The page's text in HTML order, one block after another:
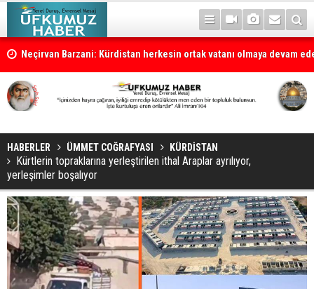
Neçirvan Barzani: Kürdistan herkesin ortak vatanı olmaya devam
HABERLER ÜMMET COĞRAFYASI KÜRDİSTAN
Kürtlerin topraklarına yerleştirilen ithal Araplar ayrılıyor,
yerleşimler boşalıyor